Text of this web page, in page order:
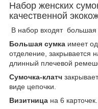
Набор женских
качественной
В набор входят большая
Большая сумка имеет
отделение, закрывается
длинный плечевой
Сумочка-клатч
виде цепочки.
Визитница на 6 карточек.